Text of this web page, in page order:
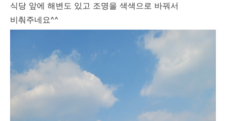
식당 앞에 해변도 있고 조명을 색색으로 바꿔서
비춰주네요^^